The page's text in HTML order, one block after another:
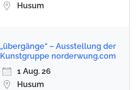
Husum
„übergänge“ – Ausstellung der
Kunstgruppe norderwung.com
1 Aug. 26
Husum